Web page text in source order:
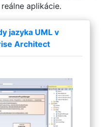
aplikácie.
jazyka UML v
Architect